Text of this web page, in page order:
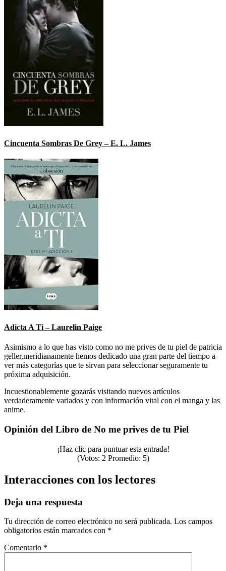
Cincuenta Sombras De Grey – E. L. James
Adicta A Ti – Laurelin Paige
Asimismo a lo que has visto como no me prives de tu piel de patricia
geller,meridianamente hemos dedicado una gran parte del tiempo a
ver más categorías que te sirvan para seleccionar seguramente tu
próxima adquisición.
Incuestionablemente gozarás visitando nuevos artículos
verdaderamente variados y con información vital con el manga y las
anime.
Opinión del Libro de No me prives de tu Piel
¡Haz clic para puntuar esta entrada!
(Votos: 2 Promedio: 5)
Interacciones con los lectores
Deja una respuesta
Tu dirección de correo electrónico no será publicada. Los campos
obligatorios están marcados con *
Comentario *